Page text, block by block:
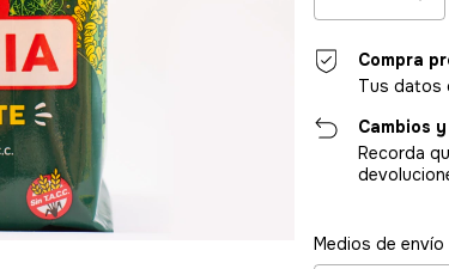
Compra
Tus datos
Cambios
Recorda
Entregas para el
Medios de envío